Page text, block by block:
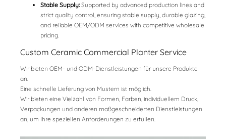
Stable Supply: Supported by advanced production lines and
strict quality control, ensuring stable supply, durable glazing,
and reliable OEM/ODM services with competitive wholesale
pricing.
Custom Ceramic Commercial Planter Service
Wir bieten OEM- und ODM-Dienstleistungen für unsere Produkte
an.
Eine schnelle Lieferung von Mustern ist möglich.
Wir bieten eine Vielzahl von Formen, Farben, individuellem Druck,
Verpackungen und anderen maßgeschneiderten Dienstleistungen
an, um Ihre speziellen Anforderungen zu erfüllen.